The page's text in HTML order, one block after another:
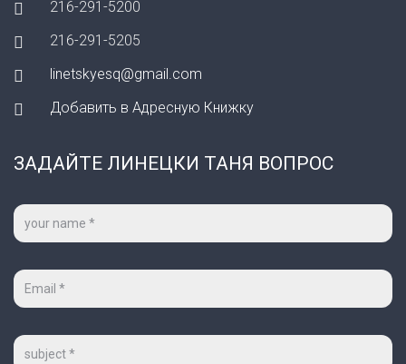
216-291-5200
216-291-5205
linetskyesq@gmail.com
Добавить в Адресную Книжку
ЗАДАЙТЕ ЛИНЕЦКИ ТАНЯ ВОПРОС
Ваше
имя
Ваш
mail
Тема